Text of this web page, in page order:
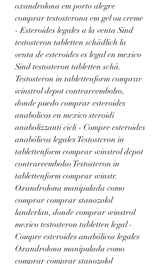
oxandrolona em porto alegre
comprar testosterona em gel ou creme
- Esteroides legales a la venta Sind
testosteron tabletten schädlich la
venta de esteroides es legal en mexico
Sind testosteron tabletten schä.
Testosteron in tablettenform comprar
winstrol depot contrareembolso,
donde puedo comprar esteroides
anabolicos en mexico steroidi
anabolizzanti cicli - Compre esteroides
anabólicos legales Testosteron in
tablettenform comprar winstrol depot
contrareembolso Testosteron in
tablettenform comprar winstr.
Oxandrolona manipulada como
comprar comprar stanozolol
landerlan, donde comprar winstrol
mexico testosteron tabletten legal -
Compre esteroides anabólicos legales
Oxandrolona manipulada como
comprar comprar stanozolol